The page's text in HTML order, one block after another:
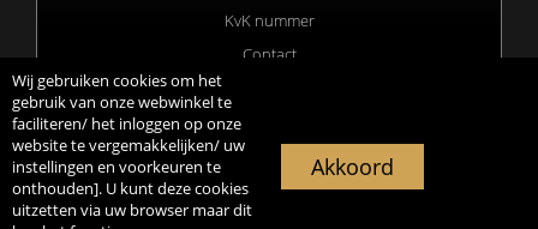
KvK nummer
Contact
Copyright 2020 © All rights Reserved. Webdesign & hosting by
Duisters Media
Wij gebruiken cookies om het
gebruik van onze webwinkel te
faciliteren/ het inloggen op onze
website te vergemakkelijken/ uw
instellingen en voorkeuren te
onthouden]. U kunt deze cookies
uitzetten via uw browser maar dit
Akkoord